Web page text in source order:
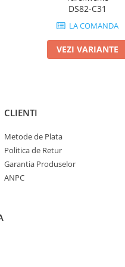
DS82-C31
LA COMANDA
VEZI VARIANTE
CLIENTI
Metode de Plata
Politica de Retur
Garantia Produselor
ANPC